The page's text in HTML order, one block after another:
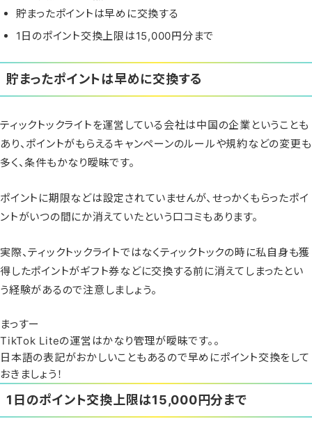
貯まったポイントは早めに交換する
1日のポイント交換上限は15,000円分まで
貯まったポイントは早めに交換する
ティックトックライトを運営している会社は中国の企業ということも
あり、ポイントがもらえるキャンペーンのルールや規約などの変更も
多く、条件もかなり曖昧です。
ポイントに期限などは設定されていませんが、せっかくもらったポイ
ントがいつの間にか消えていたという口コミもあります。
実際、ティックトックライトではなくティックトックの時に私自身も獲
得したポイントがギフト券などに交換する前に消えてしまったとい
う経験があるので注意しましょう。
まっすー
TikTok Liteの運営はかなり管理が曖昧です。。
日本語の表記がおかしいこともあるので早めにポイント交換をして
おきましょう！
1日のポイント交換上限は15,000円分まで